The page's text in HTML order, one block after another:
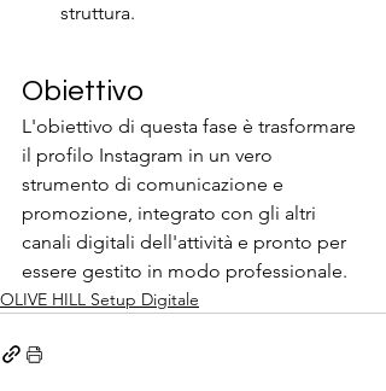
struttura.
Obiettivo
L'obiettivo di questa fase è trasformare
il profilo Instagram in un vero
strumento di comunicazione e
promozione, integrato con gli altri
canali digitali dell'attività e pronto per
essere gestito in modo professionale.
OLIVE HILL Setup Digitale